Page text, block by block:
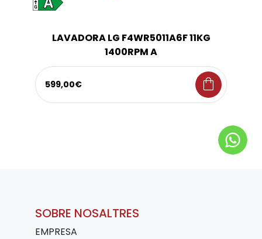
LAVADORA LG F4WR5011A6F 11KG
1400RPM A
599,00€ shopping_bag
SOBRE NOSALTRES
EMPRESA